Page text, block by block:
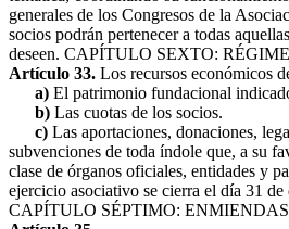
generales de los Congresos de la
socios podrán pertenecer a todas
deseen. CAPÍTULO SEXTO:
Artículo 33. Los recursos económicos
a) El patrimonio fundacional
b) Las cuotas de los socios.
c) Las aportaciones, donaciones,
subvenciones de toda índole que, a su
clase de órganos oficiales, entidades y
ejercicio asociativo se cierra el día 31 de
CAPÍTULO SÉPTIMO: